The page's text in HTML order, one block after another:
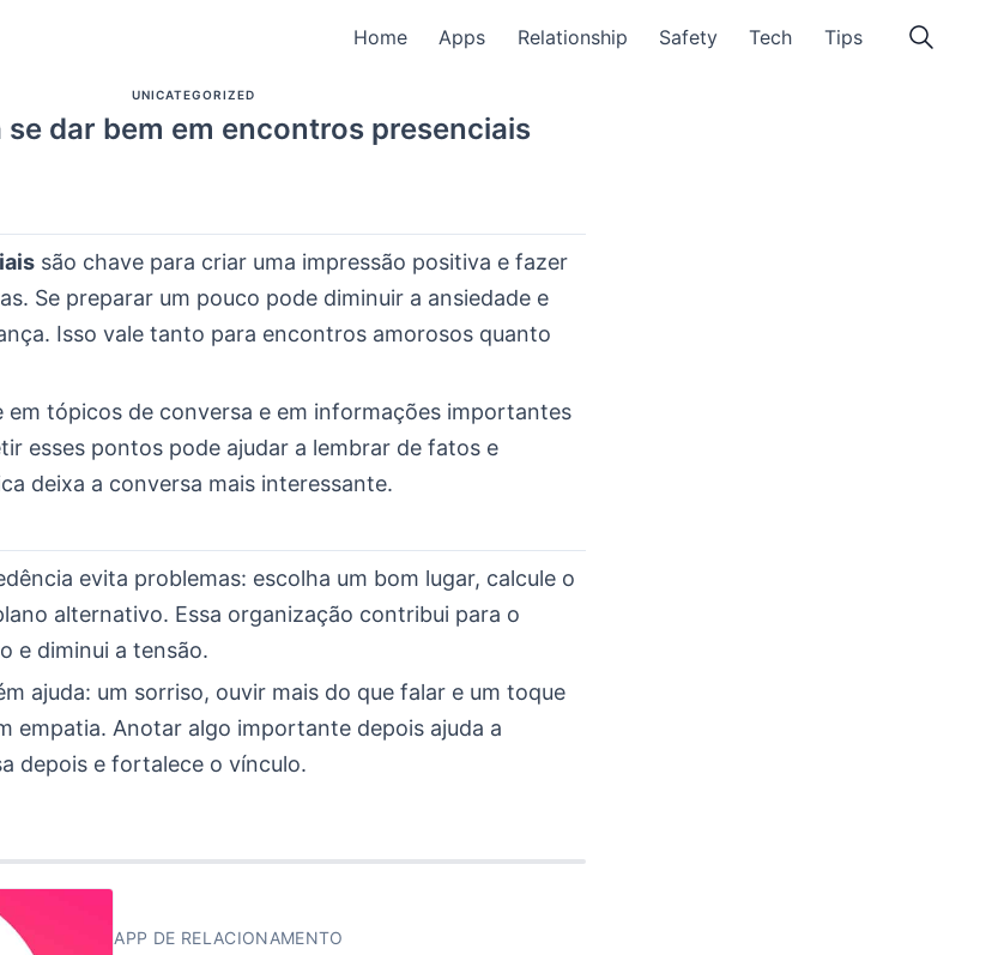
Home Apps Relationship Safety Tech Tips
UNICATEGORIZED
se dar bem em encontros presenciais
são chave para criar uma impressão positiva e fazer
Se preparar um pouco pode diminuir a ansiedade e
Isso vale tanto para encontros amorosos quanto
em tópicos de conversa e em informações importantes
esses pontos pode ajudar a lembrar de fatos e
deixa a conversa mais interessante.
evita problemas: escolha um bom lugar, calcule o
alternativo. Essa organização contribui para o
e diminui a tensão.
ajuda: um sorriso, ouvir mais do que falar e um toque
empatia. Anotar algo importante depois ajuda a
depois e fortalece o vínculo.
APP DE RELACIONAMENTO